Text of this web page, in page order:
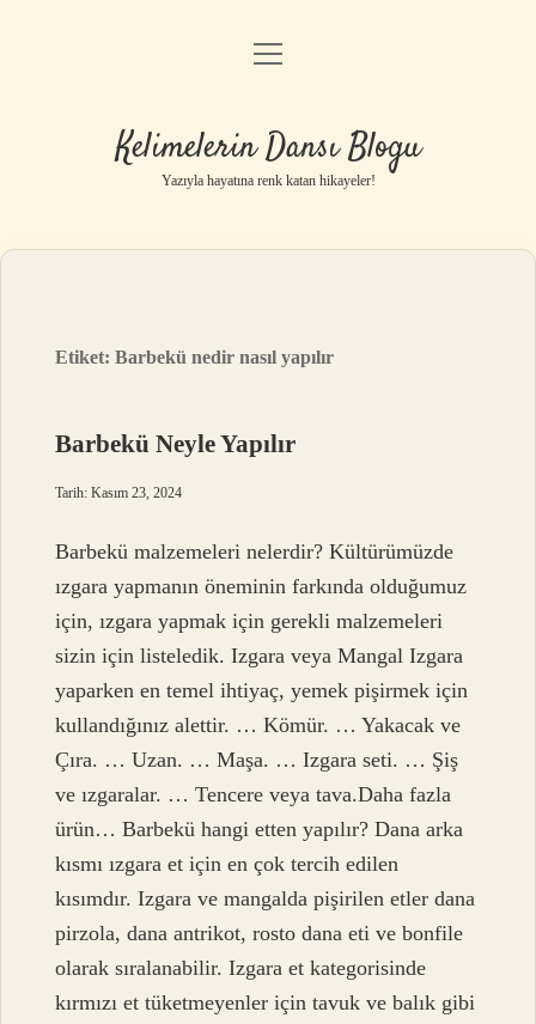
Anasayfa
Yasal Uyarı
menüyü
Kelimelerin Dansı Blogu
Yazıyla hayatına renk katan hikayeler!
Etiket:Barbekü nedir nasıl yapılır
Barbekü Neyle Yapılır
Tarih: Kasım 23, 2024
Barbekü malzemeleri nelerdir? Kültürümüzde
ızgara yapmanın öneminin farkında olduğumuz
için, ızgara yapmak için gerekli malzemeleri
sizin için listeledik. Izgara veya Mangal Izgara
yaparken en temel ihtiyaç, yemek pişirmek için
kullandığınız alettir. … Kömür. … Yakacak ve
Çıra. … Uzan. … Maşa. … Izgara seti. … Şiş
ve ızgaralar. … Tencere veya tava.Daha fazla
ürün… Barbekü hangi etten yapılır? Dana arka
kısmı ızgara et için en çok tercih edilen
kısımdır. Izgara ve mangalda pişirilen etler dana
pirzola, dana antrikot, rosto dana eti ve bonfile
olarak sıralanabilir. Izgara et kategorisinde
kırmızı et tüketmeyenler için tavuk ve balık gibi